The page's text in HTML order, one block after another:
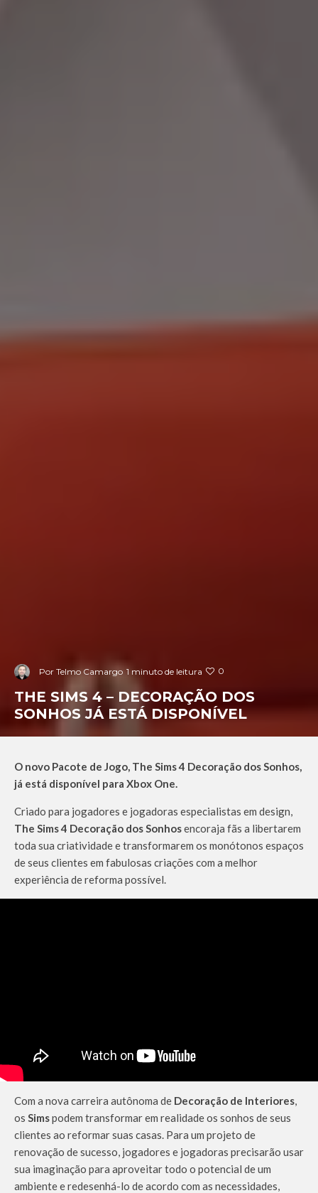
Por Telmo Camargo 1 minuto de leitura 0
THE SIMS 4 – DECORAÇÃO DOS
SONHOS JÁ ESTÁ DISPONÍVEL
O novo Pacote de Jogo, The Sims 4 Decoração dos Sonhos,
já está disponível para Xbox One.
Criado para jogadores e jogadoras especialistas em design,
The Sims 4 Decoração dos Sonhosencoraja fãs a libertarem
toda sua criatividade e transformarem os monótonos espaços
de seus clientes em fabulosas criações com a melhor
experiência de reforma possível.
Com a nova carreira autônoma de Decoração de Interiores,
os Simspodem transformar em realidade os sonhos de seus
clientes ao reformar suas casas. Para um projeto de
renovação de sucesso, jogadores e jogadoras precisarão usar
sua imaginação para aproveitar todo o potencial de um
ambiente e redesenhá-lo de acordo com as necessidades,